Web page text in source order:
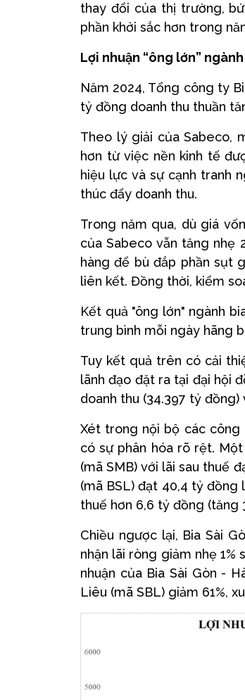
thay đổi của thị trường,
phần khởi sắc hơn trong
Lợi nhuận “ông lớn”
Năm 2024, Tổng công ty
tỷ đồng doanh thu thuần
Theo lý giải của Sabeco,
hơn từ việc nền kinh tế
hiệu lực và sự cạnh tranh
thúc đẩy doanh thu.
Trong năm qua, dù giá
của Sabeco vẫn tăng nhẹ
hàng để bù đắp phần sụt
liên kết. Đồng thời, kiểm
Kết quả "ông lớn" ngành
trung bình mỗi ngày hãng
Tuy kết quả trên có cải
lãnh đạo đặt ra tại đại hội
doanh thu (34.397 tỷ đồng)
Xét trong nội bộ các công
có sự phân hóa rõ rệt.
(mã SMB) với lãi sau thuế
(mã BSL) đạt 40,4 tỷ đồng
thuế hơn 6,6 tỷ đồng (tăng
Chiều ngược lại, Bia Sài
nhận lãi ròng giảm nhẹ
nhuận của Bia Sài Gòn -
Liêu (mã SBL) giảm 61%,